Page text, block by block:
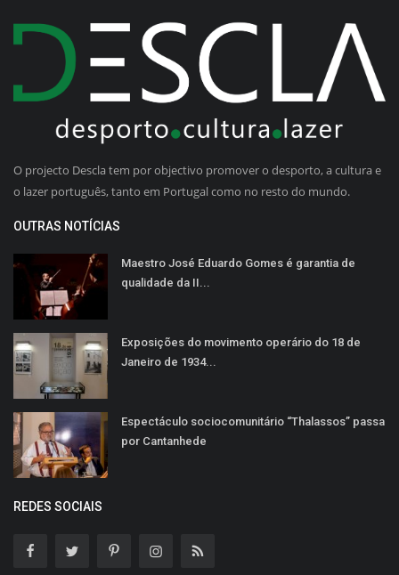
O projecto Descla tem por objectivo promover o desporto, a cultura e
o lazer português, tanto em Portugal como no resto do mundo.
OUTRAS NOTÍCIAS
Maestro José Eduardo Gomes é garantia de
qualidade da II...
Exposições do movimento operário do 18 de
Janeiro de 1934...
Espectáculo sociocomunitário “Thalassos” passa
por Cantanhede
REDES SOCIAIS